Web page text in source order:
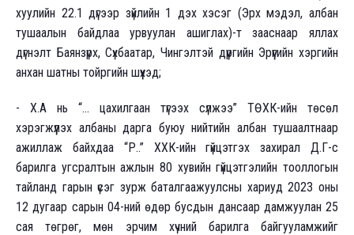
хуулийн 22.1 дүгээр зүйлийн 1 дэх хэсэг (Эрх мэдэл, албан
тушаалын байдлаа урвуулан ашиглах)-т зааснаар яллах
дүгнэлт Баянзүрх, Сүхбаатар, Чингэлтэй дүүргийн Эрүүгийн хэргийн
анхан шатны тойргийн шүүхэд;
- Х.А нь “... цахилгаан түгээх сүлжээ” ТӨХК-ийн төсөл
хэрэгжүүлэх албаны дарга буюу нийтийн албан тушаалтнаар
ажиллаж байхдаа “Р..” ХХК-ийн гүйцэтгэх захирал Д.Г-с
барилга угсралтын ажлын 80 хувийн гүйцэтгэлийн тооллогын
тайланд гарын үсэг зурж баталгаажуулсны хариуд 2023 оны
12 дугаар сарын 04-ний өдөр бусдын дансаар дамжуулан 25
сая төгрөг, мөн эрчим хүчний барилга байгууламжийг